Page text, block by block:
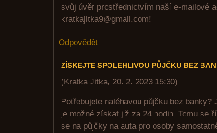
svůj úvěr prostřednictvím naší e-mailové
kratkajitka9@gmail.com!
Odpovědět
ZÍSKEJTE SPOLEHLIVOU PŮJČKU BEZ
(Kratka Jitka, 20. 2. 2023 15:30)
Potřebujete naléhavou půjčku bez
je možné získat již za 24 hodin. Tomu se
se na půjčky na auta pro osoby